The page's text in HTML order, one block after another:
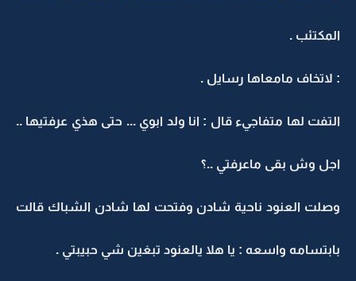
المكتئب .
: لاتخاف مامعاها رسايل .
التفت لها متفاجيء قال : انا ولد ابوي ... حتى هذي عرفتيها ..
اجل وش بقى ماعرفتي ..؟
وصلت العنود ناحية شادن وفتحت لها شادن الشباك قالت
بابتسامه واسعه : يا هلا يالعنود تبغين شي حبيبتي .